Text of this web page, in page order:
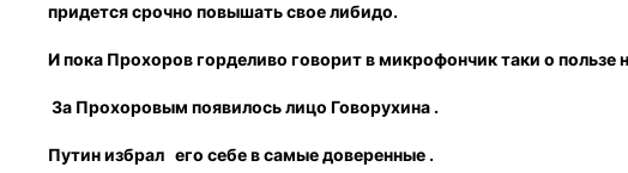
придется срочно повышать свое либидо.
И пока Прохоров горделиво говорит в микрофончик таки о
За Прохоровым появилось лицо Говорухина .
Путин избрал его себе в самые доверенные .